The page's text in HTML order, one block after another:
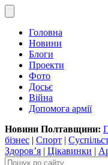
Головна
Новини
Блоги
Проекти
Фото
Досьє
Війна
Допомога армії
Новини Полтавщини:
бізнес | Спорт |
Здоров’я | Цікавинки |